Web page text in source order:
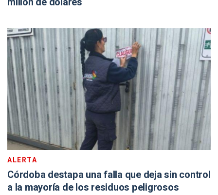
ALERTA
Córdoba destapa una falla que deja sin control
a la mayoría de los residuos peligrosos